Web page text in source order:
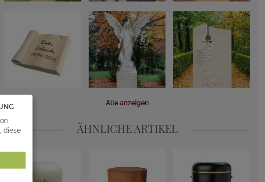
Alle anzeigen
ÄHNLICHE ARTIKEL
diese